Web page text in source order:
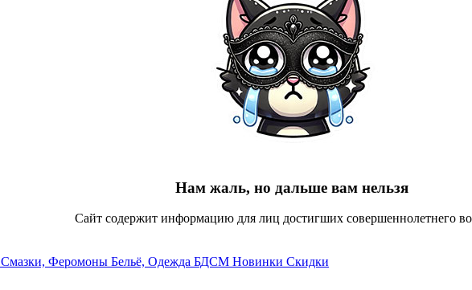
Смазки, Феромоны Бельё, Одежда БДСМ Новинки Скидки
Нам жаль, но дальше вам нельзя
Сайт содержит информацию для лиц достигших совершеннолетнего